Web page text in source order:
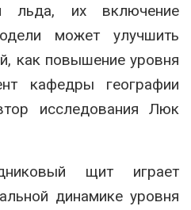
льда, их включение
может улучшить
как повышение уровня
кафедры географии
исследования Люк
щит играет
динамике уровня